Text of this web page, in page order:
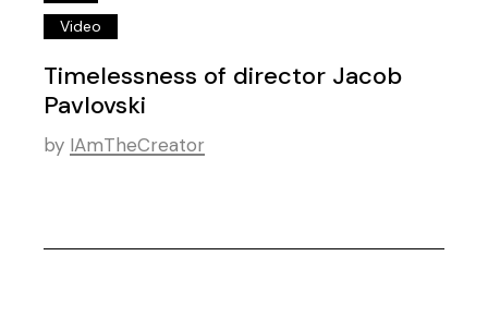
Video
Timelessness of director Jacob
Pavlovski
by IAmTheCreator